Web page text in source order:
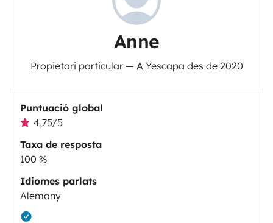
Anne
Propietari particular — A Yescapa des de 2020
Puntuació global
4,75/5
Taxa de resposta
100 %
Idiomes parlats
Alemany